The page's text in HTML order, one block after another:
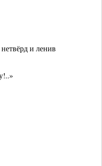
и ленив